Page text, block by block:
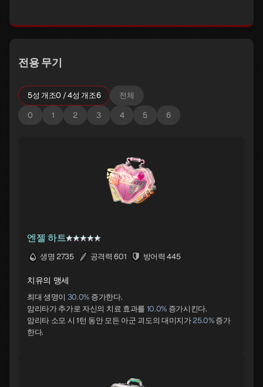
전용 무기
5성 개조0 / 4성 개조6
전체
0
1 2 3 4 5 6
엔젤 하트
생명 2735 공격력 601 방어력 445
치유의 맹세
최대 생명이 30.0% 증가한다.
암리타가 추가로 자신의 치료 효과를 10.0% 증가시킨다.
암리타 소모 시 1턴 동안 모든 아군 괴도의 대미지가25.0%증가